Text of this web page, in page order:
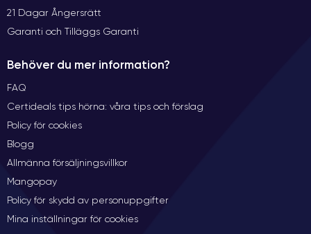
21 Dagar Ångersrätt
Garanti och Tilläggs Garanti
Behöver du mer information?
FAQ
Certideals tips hörna: våra tips och förslag
Policy för cookies
Blogg
Allmänna försäljningsvillkor
Mangopay
Policy för skydd av personuppgifter
Mina inställningar för cookies